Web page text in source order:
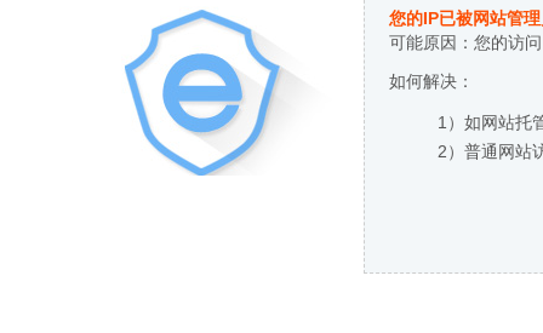
您的IP已被网站管
可能原因：您的访
如何解决：
1）如网站托
2）普通网站